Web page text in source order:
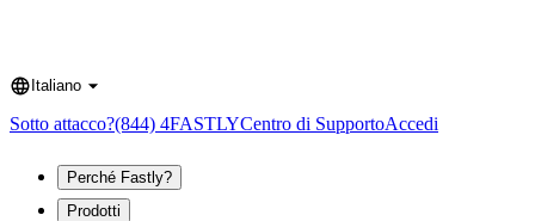
Language
Italiano
Sotto attacco?(844) 4FASTLYCentro di SupportoAccedi
Perché Fastly?
Prodotti